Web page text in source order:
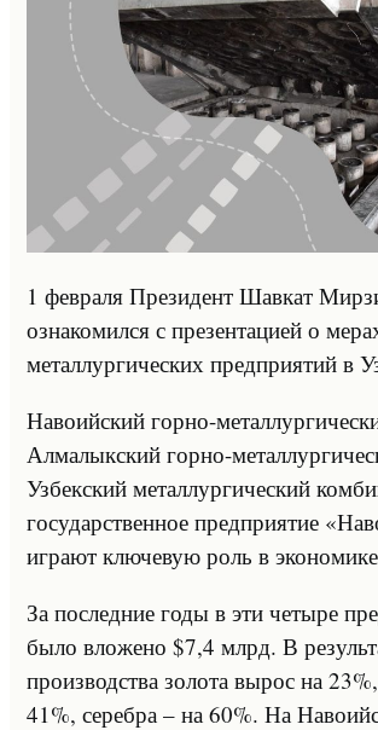
1 февраля Президент Шавкат
ознакомился с презентацией о
металлургических предприятий в
Навоийский горно-
Алмалыкский горно-
Узбекский металлургический
государственное предприятие
играют ключевую роль в
За последние годы в эти четыре
было вложено $7,4 млрд. В
производства золота вырос на
41%, серебра – на 60%. На